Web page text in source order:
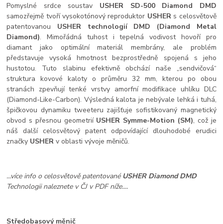
Pomyslné srdce soustav USHER SD-500 Diamond DMD
samozřejmě tvoří vysokotónový reproduktor USHERs celosvětově
patentovanou USHER technologií DMD (Diamond Metal
Diamond). Mimořádná tuhost i tepelná vodivost hovoří pro
diamant jako optimální materiál membrány, ale problém
představuje vysoká hmotnost bezprostředně spojená s jeho
hustotou. Tuto slabinu efektivně obchází naše „sendvičová“
struktura kovové kaloty o průměru 32 mm, kterou po obou
stranách zpevňují tenké vrstvy amorfní modifikace uhlíku DLC
(Diamond-Like-Carbon). Výsledná kalota je nebývale lehká i tuhá,
špičkovou dynamiku tweeteru zajišťuje sofistikovaný magnetický
obvod s přesnou geometrií USHER Symme-Motion (SM), což je
náš další celosvětový patent odpovídající dlouhodobé erudici
značky USHER v oblasti vývoje měničů.
...více info o celosvětově patentovanéUSHER Diamond DMD
Technologii naleznete v ČJ v PDF níže....
Středobasový měnič